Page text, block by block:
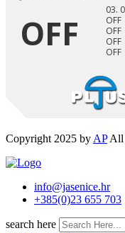
Copyright 2025 by APAll
info@jasenice.hr
+385(0)23 655 703
search here